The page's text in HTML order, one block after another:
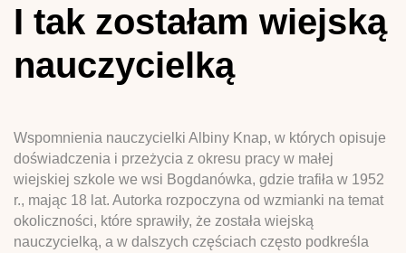
I tak zostałam wiejską
nauczycielką
Wspomnienia nauczycielki Albiny Knap, w których opisuje
doświadczenia i przeżycia z okresu pracy w małej
wiejskiej szkole we wsi Bogdanówka, gdzie trafiła w 1952
r., mając 18 lat. Autorka rozpoczyna od wzmianki na temat
okoliczności, które sprawiły, że została wiejską
nauczycielką, a w dalszych częściach często podkreśla